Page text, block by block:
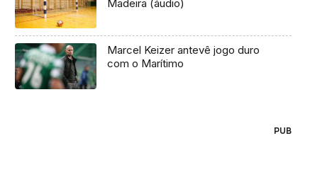
Madeira (áudio)
Marcel Keizer antevê jogo duro
com o Marítimo
PUB